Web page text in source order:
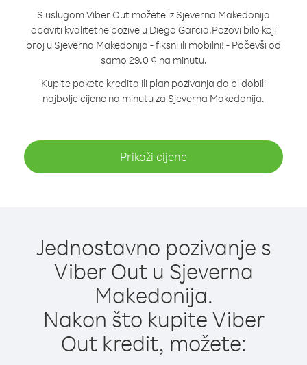
S uslugom Viber Out možete iz Sjeverna Makedonija
obaviti kvalitetne pozive u Diego Garcia.Pozovi bilo koji
broj u Sjeverna Makedonija - fiksni ili mobilni! - Počevši od
samo 29.0 ¢ na minutu.
Kupite pakete kredita ili plan pozivanja da bi dobili
najbolje cijene na minutu za Sjeverna Makedonija.
Prikaži cijene
Jednostavno pozivanje s
Viber Out u Sjeverna
Makedonija.
Nakon što kupite Viber
Out kredit, možete: